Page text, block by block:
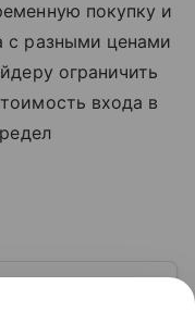
покупку и
с разными ценами
ограничить
входа в